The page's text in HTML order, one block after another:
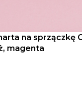
na sprzączkę
magenta